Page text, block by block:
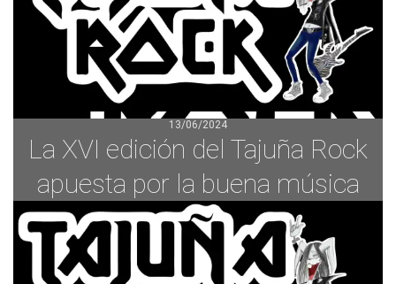
13/06/2024
La XVI edición del Tajuña Rock
apuesta por la buena música